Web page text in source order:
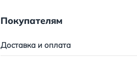
Покупателям
Доставка и оплата